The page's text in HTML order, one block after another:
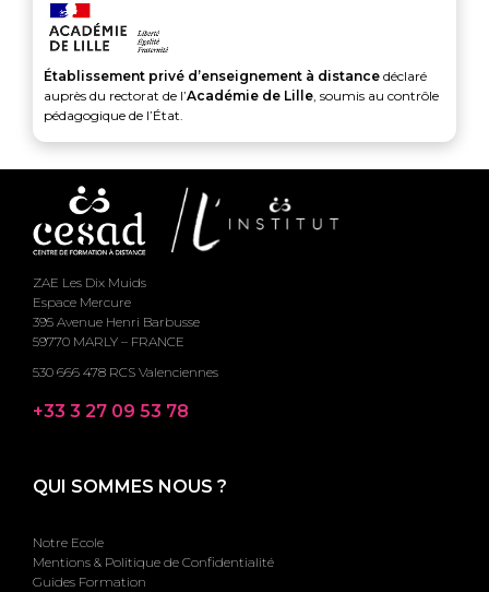
Établissement privé d’enseignement à distance déclaré
auprès du rectorat de l’Académie de Lille, soumis au contrôle
pédagogique de l’État.
ZAE Les Dix Muids
Espace Mercure
395 Avenue Henri Barbusse
59770 MARLY – FRANCE
530 666 478 RCS Valenciennes
+33 3 27 09 53 78
QUI SOMMES NOUS ?
Notre Ecole
Mentions & Politique de Confidentialité
Guides Formation